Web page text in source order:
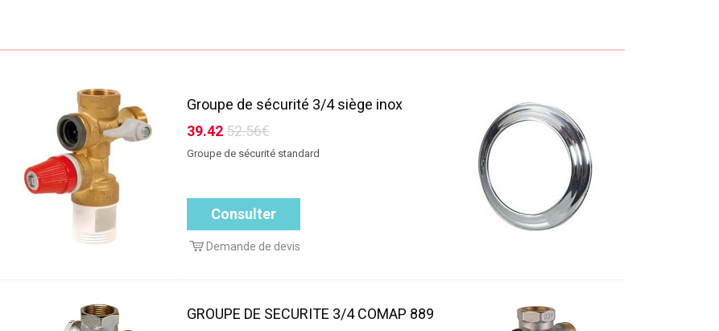
Groupe de sécurité 3/4 siège inox
39.4252.56€
Groupe de sécurité standard
Consulter
Demande de devis
GROUPE DE SECURITE 3/4 COMAP 889